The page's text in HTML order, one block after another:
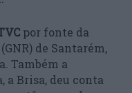
por fonte da
de Santarém,
Também a
a Brisa, deu conta